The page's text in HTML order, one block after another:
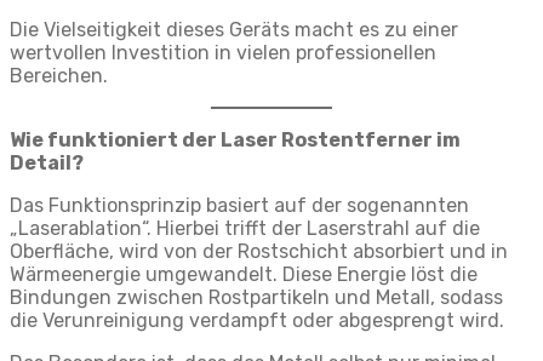
Die Vielseitigkeit dieses Geräts macht es zu einer
wertvollen Investition in vielen professionellen
Bereichen.
Wie funktioniert der Laser Rostentferner im
Detail?
Das Funktionsprinzip basiert auf der sogenannten
„Laserablation“. Hierbei trifft der Laserstrahl auf die
Oberfläche, wird von der Rostschicht absorbiert und in
Wärmeenergie umgewandelt. Diese Energie löst die
Bindungen zwischen Rostpartikeln und Metall, sodass
die Verunreinigung verdampft oder abgesprengt wird.